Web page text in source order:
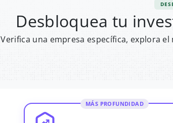
Desbloquea tu
Verifica una empresa específica, explora
MÁS PROFUNDIDAD